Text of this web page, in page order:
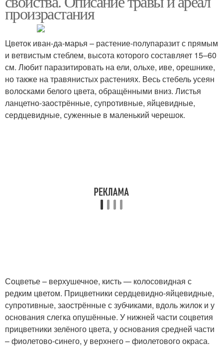
произрастания
Цветок иван-да-марья – растение-полупаразит с прямым
и ветвистым стеблем, высота которого составляет 15–60
см. Любит паразитировать на ели, ольхе, иве, орешнике,
но также на травянистых растениях. Весь стебель усеян
волосками белого цвета, обращёнными вниз. Листья
ланцетно-заострённые, супротивные, яйцевидные,
сердцевидные, суженные в маленький черешок.
Соцветье – верхушечное, кисть — колосовидная с
редким цветом. Прицветники сердцевидно-яйцевидные,
супротивные, заострённые с зубчиками, вдоль жилок и у
основания слегка опушённые. У нижней части соцветия
прицветники зелёного цвета, у основания средней части
– фиолетово-синего, у верхнего – фиолетового окраса.